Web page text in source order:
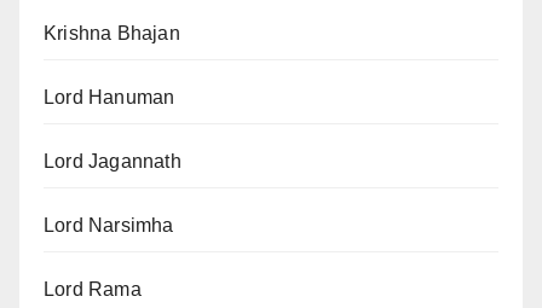
Krishna Bhajan
Lord Hanuman
Lord Jagannath
Lord Narsimha
Lord Rama